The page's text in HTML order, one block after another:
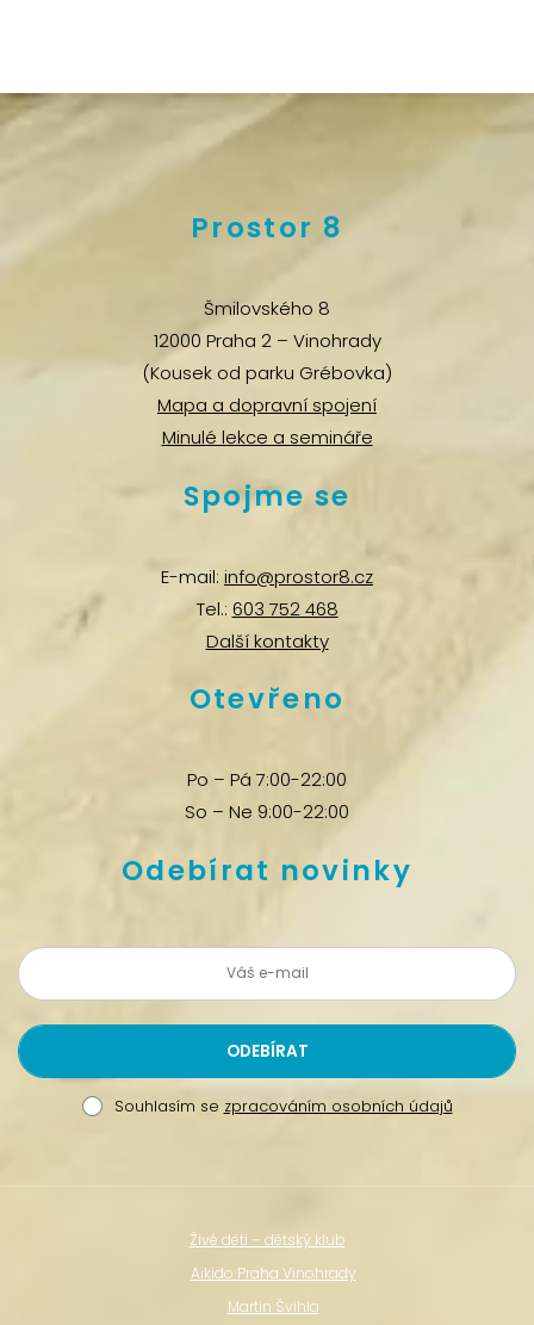
Prostor 8
Šmilovského 8
12000 Praha 2 – Vinohrady
(Kousek od parku Grébovka)
Mapa a dopravní spojení
Minulé lekce a semináře
Spojme se
E-mail: info@prostor8.cz
Tel.: 603 752 468
Další kontakty
Otevřeno
Po – Pá 7:00-22:00
So – Ne 9:00-22:00
Odebírat novinky
Souhlasím se zpracováním osobních údajů
Živé děti – dětský klub
Aikido Praha Vinohrady
Martin Švihla